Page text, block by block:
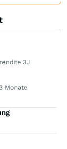
3J
Monate